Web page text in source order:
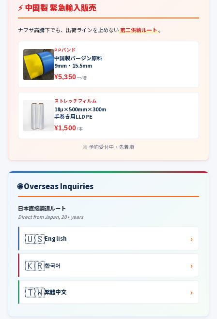
⚡ 中国製 緊急輸入販売
ナフサ高騰下でも、出荷ラインを止めない第二供給ルート。
PPバンド
中国製バージン原料
9mm・15.5mm
¥5,350 〜/巻
ストレッチフィルム
18μ×500mm×300m
手巻き用LLDPE
¥1,500 /本
予約受付中・先着順
🌐 Overseas Inquiries
日本直接調達ルート
Direct from Japan, 20+ years
🇺🇸English ›
🇰🇷한국어 ›
🇹🇼繁體中文 ›